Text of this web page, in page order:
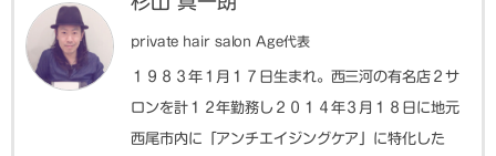
private hair salon Age代表
１９８３年１月１７日生まれ。西三河の有名店２サ
ロンを計１２年勤務し２０１４年３月１８日に地元
西尾市内に「アンチエイジングケア」に特化した